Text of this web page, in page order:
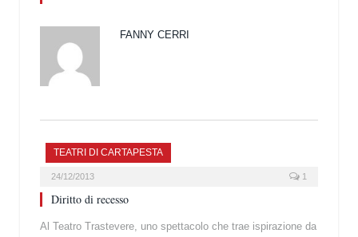
FANNY CERRI
TEATRI DI CARTAPESTA
24/12/2013 1
Diritto di recesso
Al Teatro Trastevere, uno spettacolo che trae ispirazione da